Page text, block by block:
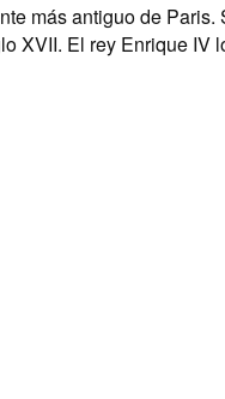
más antiguo de
XVII. El rey Enrique IV